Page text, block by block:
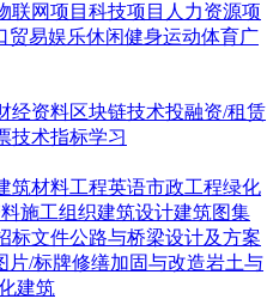
联网项目 科技项目 人力资源项
贸易娱乐休闲健身运动体育广
经资料区块链技术投融资/租赁
技术指标学习
筑材料工程英语市政工程绿化
施工组织建筑设计建筑图集
标文件公路与桥梁设计及方案
片/标牌修缮加固与改造岩土与
建筑